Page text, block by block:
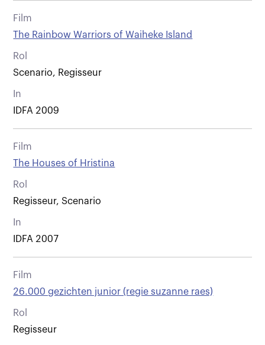
Film
The Rainbow Warriors of Waiheke Island
Rol
Scenario, Regisseur
In
IDFA 2009
Film
The Houses of Hristina
Rol
Regisseur, Scenario
In
IDFA 2007
Film
26.000 gezichten junior (regie suzanne raes)
Rol
Regisseur